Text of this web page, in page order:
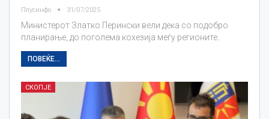
Плусинфо 31/07/2025
Министерот Златко Перински вели дека со подобро
планирање, до поголема кохезија меѓу регионите.
ПОВЕЌЕ...
СКОПЈЕ